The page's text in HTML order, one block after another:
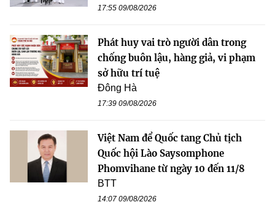
17:55 09/08/2026
Phát huy vai trò người dân trong
chống buôn lậu, hàng giả, vi phạm
sở hữu trí tuệ
Đông Hà
17:39 09/08/2026
Việt Nam để Quốc tang Chủ tịch
Quốc hội Lào Saysomphone
Phomvihane từ ngày 10 đến 11/8
BTT
14:07 09/08/2026